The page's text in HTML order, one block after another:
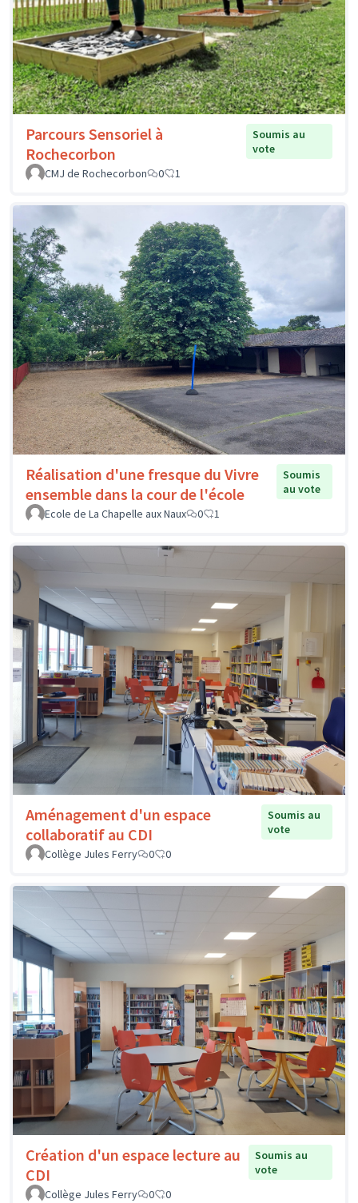
Parcours Sensoriel à
Rochecorbon
Soumis au
vote
CMJ de Rochecorbon
0 1
Réalisation d'une fresque du Vivre
ensemble dans la cour de l'école
Soumis
au vote
Ecole de La Chapelle aux Naux
0 1
Aménagement d'un espace
collaboratif au CDI
Soumis au
vote
Collège Jules Ferry
0 0
Création d'un espace lecture au
CDI
Soumis au
vote
Collège Jules Ferry
0 0